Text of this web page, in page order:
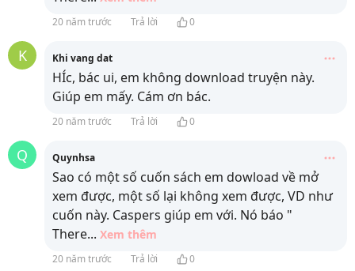
20 năm trước Trả lời 0
K Khi vang dat
HÍc, bác ui, em không download truyện này.
Giúp em mấy. Cám ơn bác.
20 năm trước Trả lời 0
Q Quynhsa
Sao có một số cuốn sách em dowload về mở
xem được, một số lại không xem được, VD như
cuốn này. Caspers giúp em với. Nó báo "
There... Xem thêm
20 năm trước Trả lời 0